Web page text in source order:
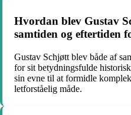
Hvordan blev Gustav
samtiden og eftertiden
Gustav Schjøtt blev både af
for sit betydningsfulde
sin evne til at formidle
letforståelig måde.